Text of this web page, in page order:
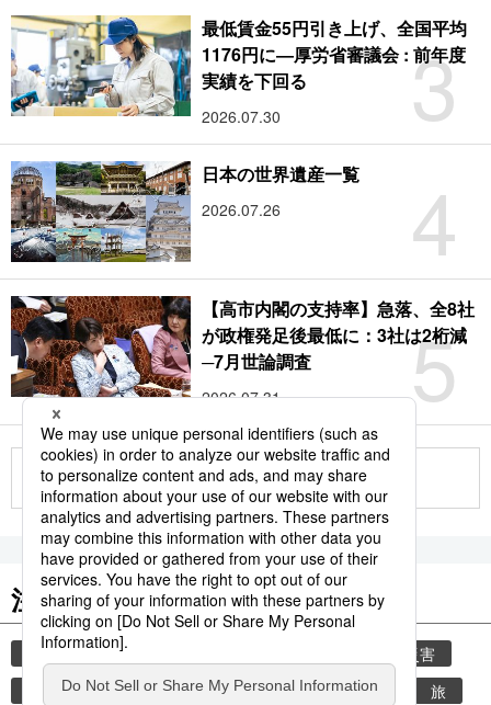
3
最低賃金55円引き上げ、全国平均
1176円に―厚労省審議会 : 前年度
実績を下回る
2026.07.30
4
日本の世界遺産一覧
2026.07.26
5
【高市内閣の支持率】急落、全8社
が政権発足後最低に：3社は2桁減
─7月世論調査
2026.07.31
もっと見る
注目のキーワード
共同通信ニュース
災害
津波 熊本 熊本地震 観光 旅